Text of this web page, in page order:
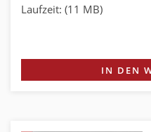
Laufzeit: (11 MB)
IN DEN